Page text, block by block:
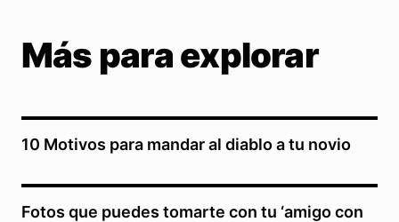
Más para explorar
10 Motivos para mandar al diablo a tu novio
Fotos que puedes tomarte con tu ‘amigo con